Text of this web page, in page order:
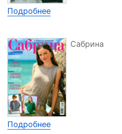
Подробнее
Сабрина
Подробнее